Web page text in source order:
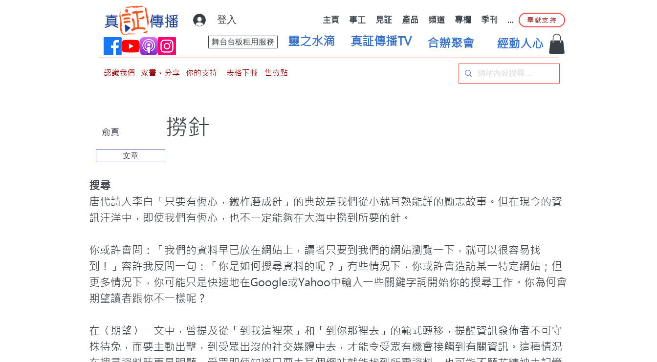
登入 主頁 事工 見証 產品 頻道 專欄 季刊 ... 奉獻支持
靈之水滴
舞台台板租用服務 真証傳播TV 合辦聚會 經動人心
認識我們 家書。分享 你的支持 表格下載 售賣點
俞真 撈針
文章
搜尋
唐代詩人李白「只要有恆心，鐵杵磨成針」的典故是我們從小就耳熟能詳的勵志故事。但在現今的資
訊汪洋中，即使我們有恆心，也不一定能夠在大海中撈到所要的針。
你或許會問：「我們的資料早已放在網站上，讀者只要到我們的網站瀏覽一下，就可以很容易找
到！」容許我反問一句：「你是如何搜尋資料的呢？」有些情況下，你或許會造訪某一特定網站；但
更多情況下，你可能只是快速地在Google或Yahoo中輸入一些關鍵字詞開始你的搜尋工作。你為何會
期望讀者跟你不一樣呢？
在〈期望〉一文中，曾提及從「到我這裡來」和「到你那裡去」的範式轉移，提醒資訊發佈者不可守
株待兔，而要主動出擊，到受眾出沒的社交媒體中去，才能令受眾有機會接觸到有關資訊。這種情況